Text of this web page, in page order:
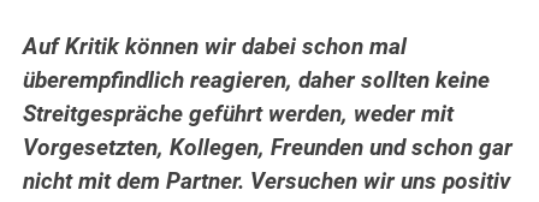
Auf Kritik können wir dabei schon mal
überempfindlich reagieren, dahersollten keine
Streitgespräche geführt werden, weder mit
Vorgesetzten, Kollegen, Freunden und schon gar
nicht mit dem Partner. Versuchen wir uns positiv